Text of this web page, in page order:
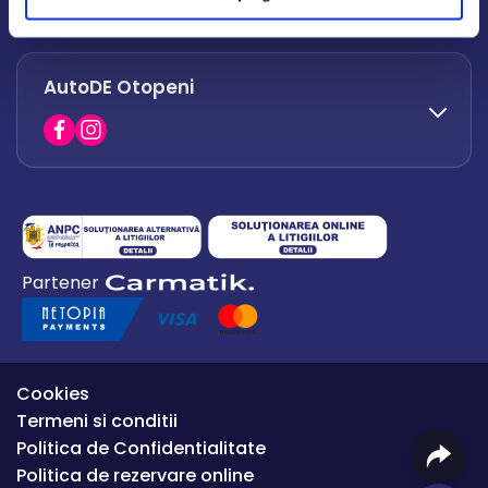
office.afumati@autode.ro
0730 063 852
0730 063 851
AutoDE Otopeni
0754 649 360
office.premium@autode.ro
Partener
Cookies
Termeni si conditii
Politica de Confidentialitate
Politica de rezervare online